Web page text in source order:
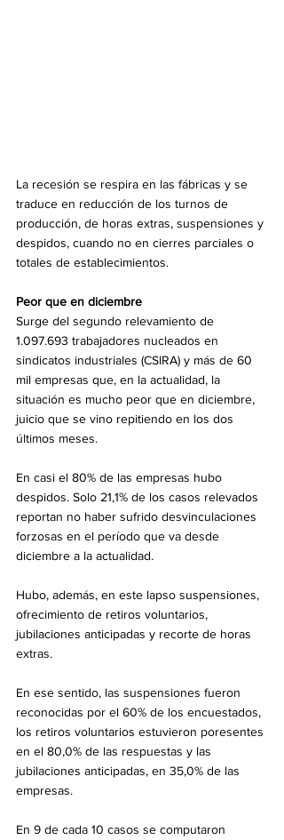
La recesión se respira en las fábricas y se
traduce en reducción de los turnos de
producción, de horas extras, suspensiones y
despidos, cuando no en cierres parciales o
totales de establecimientos.
Peor que en diciembre
Surge del segundo relevamiento de
1.097.693 trabajadores nucleados en
sindicatos industriales (CSIRA) y más de 60
mil empresas que, en la actualidad, la
situación es mucho peor que en diciembre,
juicio que se vino repitiendo en los dos
últimos meses.
En casi el 80% de las empresas hubo
despidos. Solo 21,1% de los casos relevados
reportan no haber sufrido desvinculaciones
forzosas en el período que va desde
diciembre a la actualidad.
Hubo, además, en este lapso suspensiones,
ofrecimiento de retiros voluntarios,
jubilaciones anticipadas y recorte de horas
extras.
En ese sentido, las suspensiones fueron
reconocidas por el 60% de los encuestados,
los retiros voluntarios estuvieron poresentes
en el 80,0% de las respuestas y las
jubilaciones anticipadas, en 35,0% de las
empresas.
En 9 de cada 10 casos se computaron